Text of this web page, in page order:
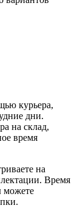
курьера,
дни.
на склад,
время
на
Время
можете